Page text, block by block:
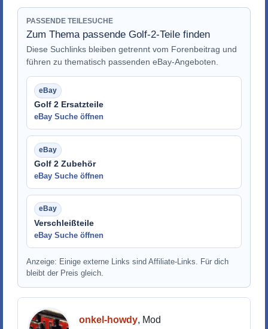
PASSENDE TEILESUCHE
Zum Thema passende Golf-2-Teile finden
Diese Suchlinks bleiben getrennt vom Forenbeitrag und
führen zu thematisch passenden eBay-Angeboten.
Golf 2 Ersatzteile
eBay Suche öffnen
Golf 2 Zubehör
eBay Suche öffnen
Verschleißteile
eBay Suche öffnen
Anzeige: Einige externe Links sind Affiliate-Links. Für dich
bleibt der Preis gleich.
onkel-howdy, Mod